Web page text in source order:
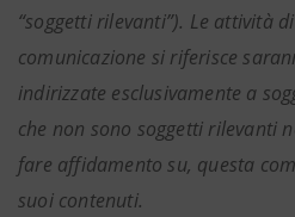
“soggetti rilevanti”). Le attività
comunicazione si riferisce
indirizzate esclusivamente a
che non sono soggetti rilevanti
fare affidamento su, questa
suoi contenuti.